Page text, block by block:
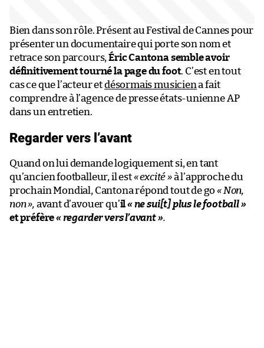
Bien dans son rôle. Présent au Festival de Cannes pour
présenter un documentaire qui porte son nom et
retrace son parcours,Éric Cantona semble avoir
définitivement tourné la page du foot. C’est en tout
cas ce que l’acteur etdésormais musiciena fait
comprendre à l’agence de presse états-unienne AP
dans un entretien.
Regarder vers l’avant
Quand on lui demande logiquement si, en tant
qu’ancien footballeur, il est« excité »à l’approche du
prochain Mondial, Cantona répond tout de go« Non,
non », avant d’avouer qu’il« ne sui[t] plus le football »
et préfère« regarder vers l’avant ».